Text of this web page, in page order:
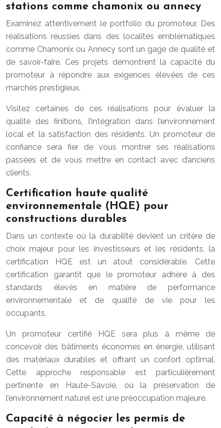
stations comme chamonix ou annecy
Examinez attentivement le portfolio du promoteur. Des
réalisations réussies dans des localités emblématiques
comme Chamonix ou Annecy sont un gage de qualité et
de savoir-faire. Ces projets démontrent la capacité du
promoteur à répondre aux exigences élevées de ces
marchés prestigieux.
Visitez certaines de ces réalisations pour évaluer la
qualité des finitions, l’intégration dans l’environnement
local et la satisfaction des résidents. Un promoteur de
confiance sera fier de vous montrer ses réalisations
passées et de vous mettre en contact avec d’anciens
clients.
Certification haute qualité
environnementale (HQE) pour
constructions durables
Dans un contexte où la durabilité devient un critère de
choix majeur pour les investisseurs et les résidents, la
certification HQE est un atout considérable. Cette
certification garantit que le promoteur adhère à des
standards élevés en matière de performance
environnementale et de qualité de vie pour les
occupants.
Un promoteur certifié HQE sera plus à même de
concevoir des bâtiments économes en énergie, utilisant
des matériaux durables et offrant un confort optimal.
Cette approche responsable est particulièrement
pertinente en Haute-Savoie, où la préservation de
l’environnement naturel est une préoccupation majeure.
Capacité à négocier les permis de